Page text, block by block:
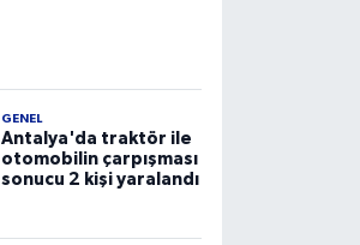
GENEL
Antalya'da traktör ile
otomobilin çarpışması
sonucu 2 kişi yaralandı